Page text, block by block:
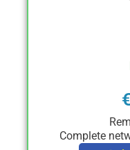
Complete